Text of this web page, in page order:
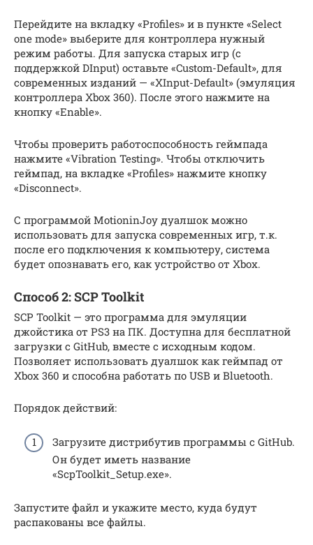
Перейдите на вкладку «Profiles» и в пункте «Select
one mode» выберите для контроллера нужный
режим работы. Для запуска старых игр (с
поддержкой DInput) оставьте «Custom-Default», для
современных изданий — «XInput-Default» (эмуляция
контроллера Xbox 360). После этого нажмите на
кнопку «Enable».
Чтобы проверить работоспособность геймпада
нажмите «Vibration Testing». Чтобы отключить
геймпад, на вкладке «Profiles» нажмите кнопку
«Disconnect».
С программой MotioninJoy дуалшок можно
использовать для запуска современных игр, т.к.
после его подключения к компьютеру, система
будет опознавать его, как устройство от Xbox.
Способ 2: SCP Toolkit
SCP Toolkit — это программа для эмуляции
джойстика от PS3 на ПК. Доступна для бесплатной
загрузки с GitHub, вместе с исходным кодом.
Позволяет использовать дуалшок как геймпад от
Xbox 360 и способна работать по USB и Bluetooth.
Порядок действий:
Загрузите дистрибутив программы с GitHub.
Он будет иметь название
«ScpToolkit_Setup.exe».
Запустите файл и укажите место, куда будут
распакованы все файлы.